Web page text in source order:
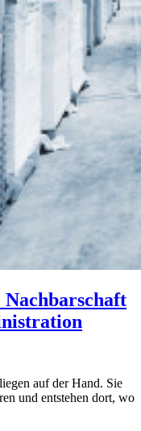
auf der Hand. Sie
und entstehen dort, wo